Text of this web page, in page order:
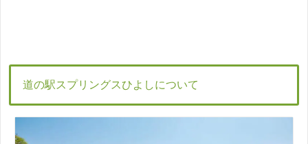
道の駅スプリングスひよしについて